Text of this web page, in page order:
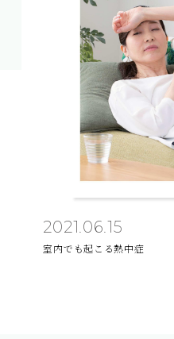
2021.06.15
室内でも起こる熱中症